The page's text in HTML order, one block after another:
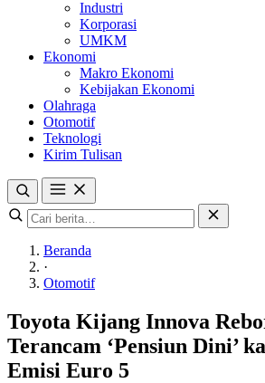
Industri
Korporasi
UMKM
Ekonomi
Makro Ekonomi
Kebijakan Ekonomi
Olahraga
Otomotif
Teknologi
Kirim Tulisan
Beranda
·
Otomotif
Toyota Kijang Innova
Terancam ‘Pensiun Dini’
Emisi Euro 5